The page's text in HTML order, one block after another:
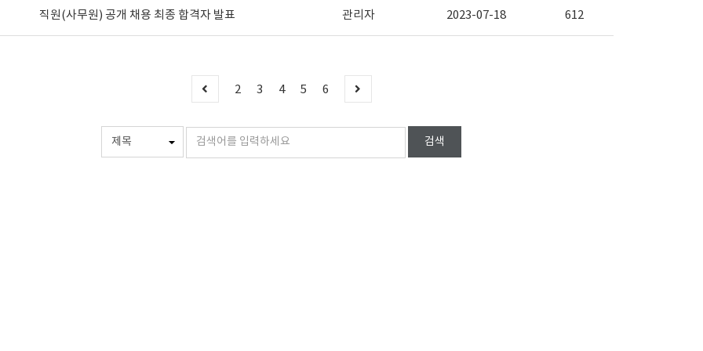
직원(사무원) 공개 채용 최종 합격자 발표 관리자 2023-07-18 612
2 3 4 5 6
검색